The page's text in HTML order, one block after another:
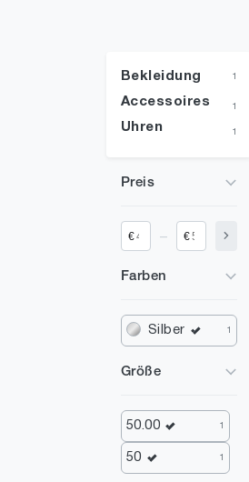
Bekleidung 1
Accessoires 1
Uhren 1
Preis
€ €
Farben
Silber 1
Größe
50.00 1
50 1